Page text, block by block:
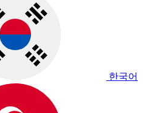
한국어